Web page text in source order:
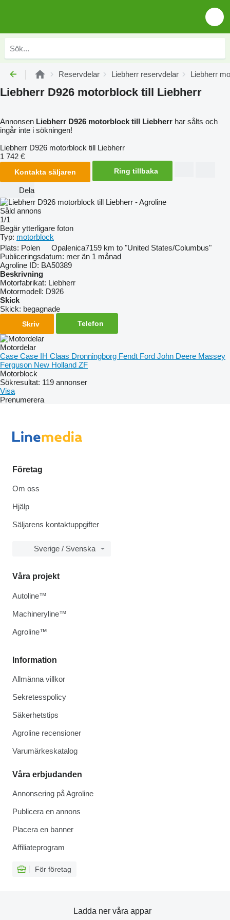
Reservdelar Liebherr reservdelar Liebherr
Liebherr D926 motorblock till Liebherr
Annonsen Liebherr D926 motorblock till Liebherr har sålts och
ingår inte i sökningen!
Liebherr D926 motorblock till Liebherr
1 742 €
Kontakta säljaren Ring tillbaka
Dela
Såld annons
1/1
Begär ytterligare foton
Typ: motorblock
Plats: Polen Opalenica7159 km to "United States/Columbus"
Publiceringsdatum: mer än 1 månad
Agroline ID: BA50389
Beskrivning
Motorfabrikat: Liebherr
Motormodell: D926
Skick
Skick: begagnade
Skriv Telefon
Motordelar
Case Case IH Claas Dronningborg Fendt Ford John Deere Massey
Ferguson New Holland ZF
Motorblock
Sökresultat: 119 annonser
Visa
Prenumerera
Företag
Om oss
Hjälp
Säljarens kontaktuppgifter
Sverige / Svenska
Information
Allmänna villkor
Sekretesspolicy
Säkerhetstips
Agroline recensioner
Varumärkeskatalog
Våra erbjudanden
Annonsering på Agroline
Publicera en annons
Placera en banner
Affiliateprogram
För företag
Våra projekt
Autoline™
Machineryline™
Agroline™
Ladda ner våra appar